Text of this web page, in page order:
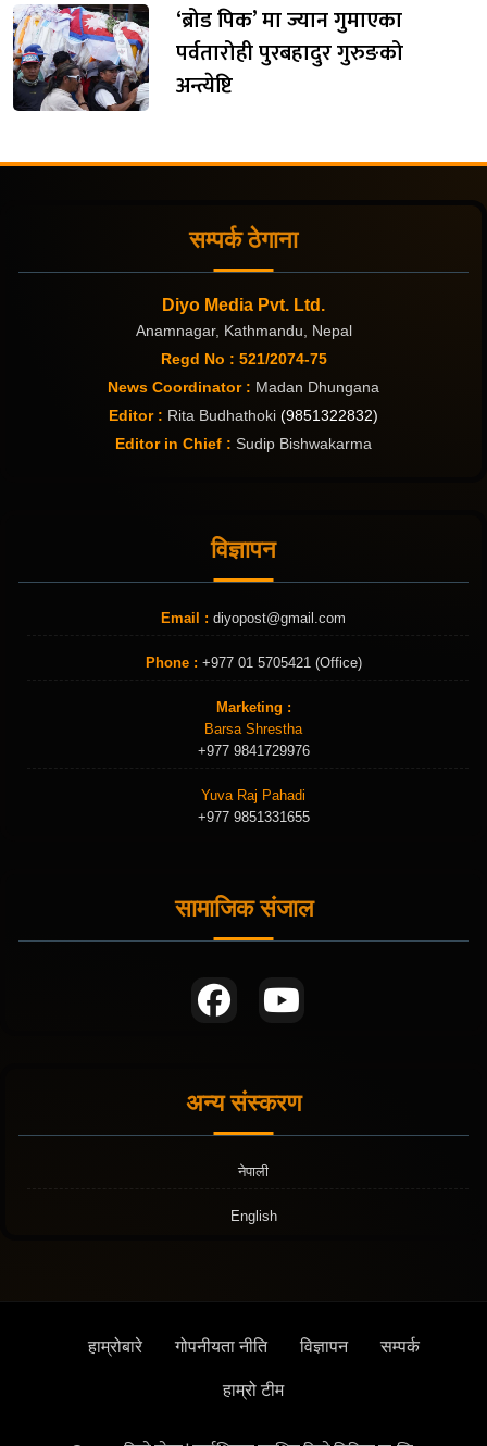
‘ब्रोड पिक’ मा ज्यान गुमाएका
पर्वतारोही पुरबहादुर गुरुङको
अन्त्येष्टि
सम्पर्क ठेगाना
Diyo Media Pvt. Ltd.
Anamnagar, Kathmandu, Nepal
Regd No : 521/2074-75
News Coordinator : Madan Dhungana
Editor : Rita Budhathoki (9851322832)
Editor in Chief : Sudip Bishwakarma
विज्ञापन
Email : diyopost@gmail.com
Phone : +977 01 5705421 (Office)
Marketing :
Barsa Shrestha
+977 9841729976
Yuva Raj Pahadi
+977 9851331655
सामाजिक संजाल
अन्य संस्करण
नेपाली
English
हाम्रोबारे गोपनीयता नीति विज्ञापन सम्पर्क
हाम्रो टीम